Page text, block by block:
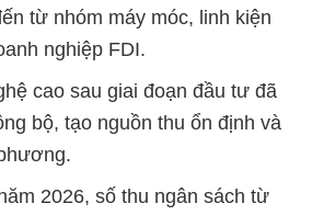
từ nhóm máy móc, linh kiện
nghiệp FDI.
cao sau giai đoạn đầu tư đã
bộ, tạo nguồn thu ổn định và
2026, số thu ngân sách từ